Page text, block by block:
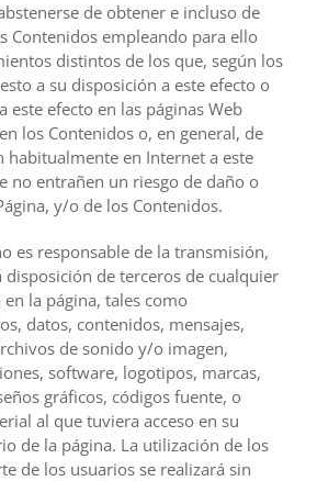
de obtener e incluso de
Contenidos empleando para ello
distintos de los que, según los
a su disposición a este efecto o
este efecto en las páginas Web
los Contenidos o, en general, de
habitualmente en Internet a este
no entrañen un riesgo de daño o
y/o de los Contenidos.
es responsable de la transmisión,
disposición de terceros de cualquier
la página, tales como
datos, contenidos, mensajes,
de sonido y/o imagen,
software, logotipos, marcas,
gráficos, códigos fuente, o
al que tuviera acceso en su
de la página. La utilización de los
de los usuarios se realizará sin